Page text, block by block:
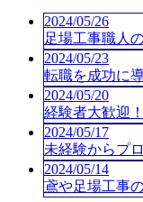
2024/05/26
足場工事職人
2024/05/23
転職を成功に
2024/05/20
経験者大歓迎
2024/05/17
未経験からプ
2024/05/14
鳶や足場工事